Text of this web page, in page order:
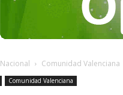
Nacional Comunidad Valenciana
Comunidad Valenciana